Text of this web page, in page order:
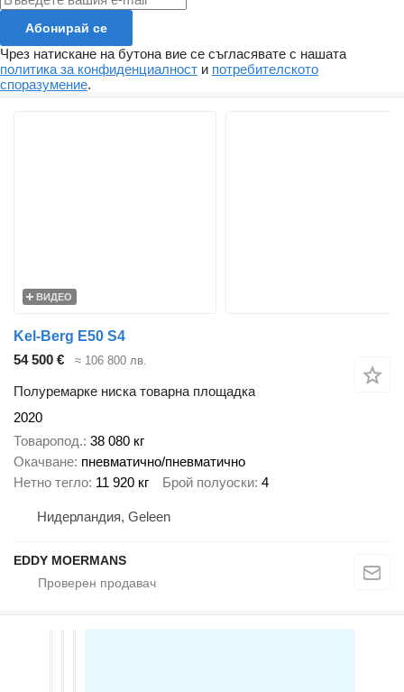
Абонирай се
Чрез натискане на бутона вие се съгласявате с нашата
политика за конфиденциалност и потребителското
споразумение.
ВИДЕО
Kel-Berg E50 S4
54 500 €
≈ 106 800 лв.
Полуремарке ниска товарна площадка
2020
Товаропод. 38 080 кг
Окачване пневматично/пневматично
Нетно тегло 11 920 кг Брой полуоски 4
Нидерландия, Geleen
EDDY MOERMANS